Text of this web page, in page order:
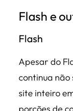
Flash e
Flash
Apesar do
continua não
site inteiro
porções de